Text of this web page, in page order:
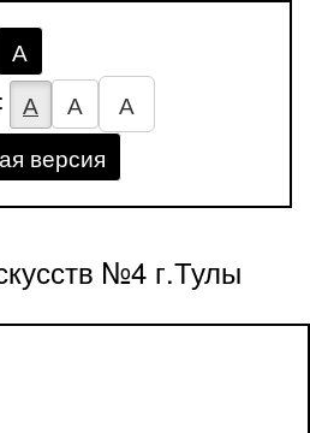
А
А А
А
версия
№4 г.Тулы